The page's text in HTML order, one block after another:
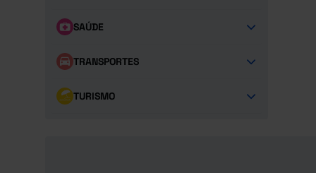
SAÚDE
TRANSPORTES
TURISMO